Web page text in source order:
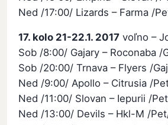
Ned /17:00/ Lizards – Farma /
17. kolo 21-22.1. 2017 voľno –
Sob /8:00/ Gajary – Roconaba /
Sob /20:00/ Trnava – Flyers /
Ned /9:00/ Apollo – Citrusia /
Ned /11:00/ Slovan – Iepurii /
Ned /13:00/ Devils – Hkl-M /